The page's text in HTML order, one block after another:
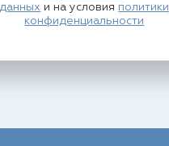
данных и на условия политики
конфиденциальности